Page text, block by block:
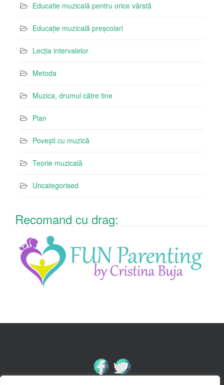
Educatie muzicală pentru orice vârstă
Educație muzicală preșcolari
Lecția intervalelor
Metoda
Muzica, drumul către tine
Pian
Povești cu muzică
Teorie muzicală
Uncategorised
Recomand cu drag: